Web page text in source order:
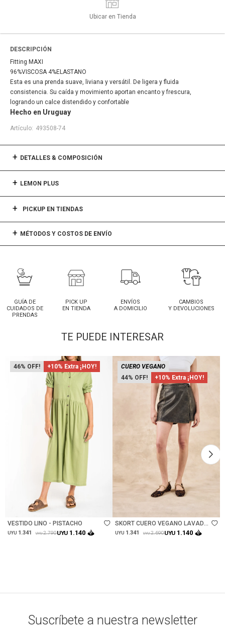
Ubicar en Tienda
DESCRIPCIÓN
Fitting MAXI
96%VISCOSA 4%ELASTANO
Esta es una prenda suave, liviana y versátil. De ligera y fluida
consistencia. Su caída y movimiento aportan encanto y frescura,
logrando un calce distendido y confortable
Hecho en Uruguay
493508-74
DETALLES & COMPOSICIÓN
LEMON PLUS
PICKUP EN TIENDAS
MÉTODOS Y COSTOS DE ENVÍO
GUÍA DE
CUIDADOS DE
PRENDAS
PICK UP
EN TIENDA
ENVÍOS
A DOMICILIO
CAMBIOS
Y DEVOLUCIONES
TE PUEDE INTERESAR
46 +10% Extra ¡HOY!
Talle
VESTIDO LINO - PISTACHO
UYU 1.341 UYU 2.790UYU 1.140
44 +10% Extra ¡HOY!
CUERO VEGANO
SKORT CUERO VEGANO LAVADO
- SAFARI
UYU 1.341 UYU 2.690UYU 1.140
Suscríbete a nuestra newsletter